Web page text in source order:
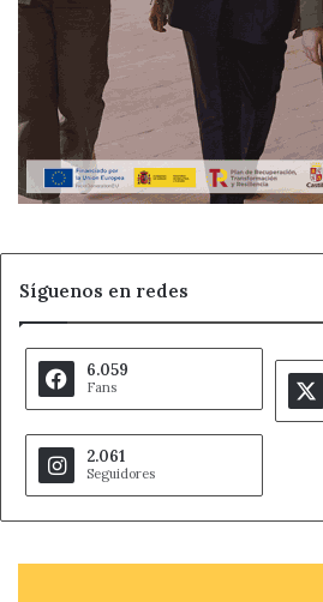
Síguenos en redes
6.059
Fans
2.061
Seguidores